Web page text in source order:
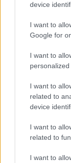
device
I want to
Google for
I want to
personalized
I want to
related to
device
I want to
related to
I want to
La candidatura
Cultura 2029
Susanna Riva · 5 Ago
PIÙ LETTI
C’è posta
anticipazioni
Controlli nel
allarmanti
La
Cultura 2029